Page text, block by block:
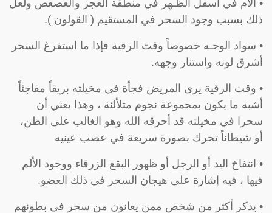
• آلام في أسفل الظـهر في منطقة العجز والعصعص ولعل
ذلك بسبب وجود السحر في المستقيم ( القولون ).
• سواد الوجـه خصوصاً وقت الرقية فإذا ما استفرغ السحر
أشرق لونه واستنار وجهه.
• وقت الرقية يرى المريض فجأة في مخيلته بريقاً مفاجئاً
أشبه ما يكون بمجموعة نجوم متلألئة ، وهذا يعني أن
سحرا في مخيلته قد أحرقه الله وهو الغالب على الظن،
أو شيطاناً تحرك بصورة سريعة في عصب عينيه
• انتفاخ اليد أو الرجل أو ظهور البقع الزرقاء ووجود الألم
فيها ، فيه إشارة على هيجان السحر في ذلك العضو.
• يذكر أكثر من شخص ممن يعانون من سحر في بطونهم